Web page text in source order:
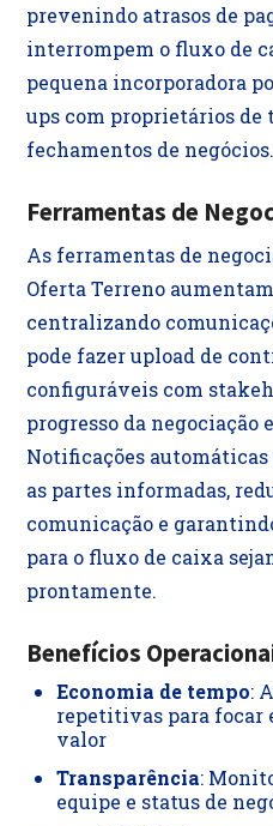
prevenindo atrasos de
interrompem o fluxo de
pequena incorporadora
ups com proprietários de
fechamentos de negócios.
Ferramentas de
As ferramentas de
Oferta Terreno
centralizando
pode fazer upload de
configuráveis com
progresso da negociação
Notificações
as partes informadas,
comunicação e
para o fluxo de caixa
prontamente.
Benefícios
Economia de tempo:
repetitivas para focar
valor
Transparência:
equipe e status de